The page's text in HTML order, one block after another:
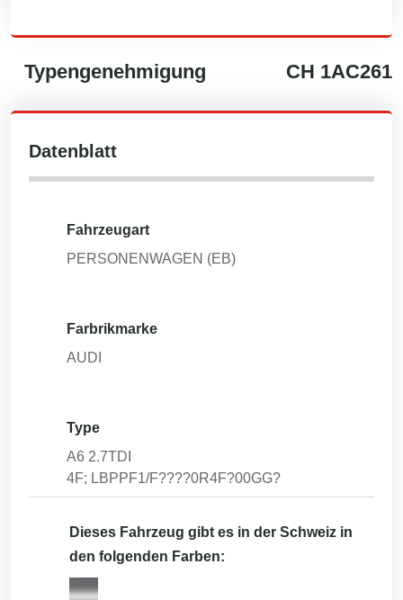
Typengenehmigung CH 1AC261
Datenblatt
Fahrzeugart
PERSONENWAGEN (EB)
Farbrikmarke
AUDI
Type
A6 2.7TDI
4F; LBPPF1/F????0R4F?00GG?
Dieses Fahrzeug gibt es in der Schweiz in
den folgenden Farben: